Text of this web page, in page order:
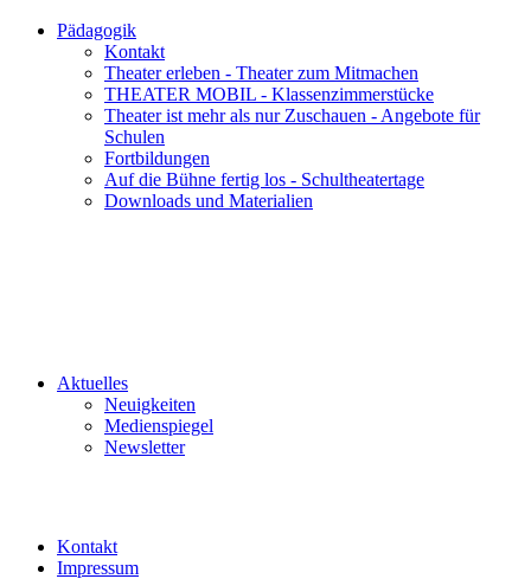
Pädagogik
Kontakt
Theater erleben - Theater zum Mitmachen
THEATER MOBIL - Klassenzimmerstücke
Theater ist mehr als nur Zuschauen - Angebote für
Schulen
Fortbildungen
Auf die Bühne fertig los - Schultheatertage
Downloads und Materialien
Aktuelles
Neuigkeiten
Medienspiegel
Newsletter
Kontakt
Impressum